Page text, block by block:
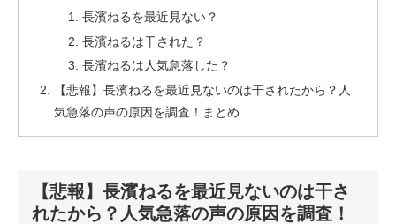
長濱ねるを最近見ない？
長濱ねるは干された？
長濱ねるは人気急落した？
【悲報】長濱ねるを最近見ないのは干されたから？人
気急落の声の原因を調査！まとめ
【悲報】長濱ねるを最近見ないのは干さ
れたから？人気急落の声の原因を調査！